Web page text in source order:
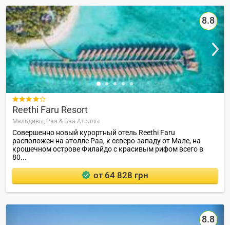
8.8

Reethi Faru Resort
Мальдивы, Раа & Баа Атоллы
Совершенно новый курортный отель Reethi Faru
расположен на атолле Раа, к северо-западу от Мале, на
крошечном острове Филайдо с красивым рифом всего в
80...
от 64 828 грн
8.8